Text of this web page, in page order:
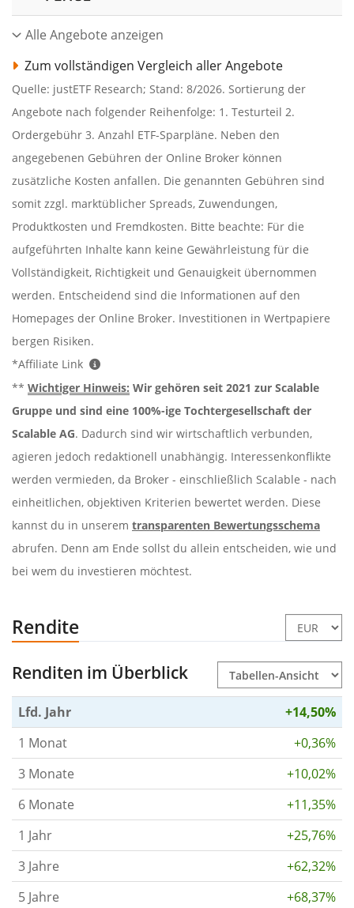
Alle Angebote anzeigen
Zum vollständigen Vergleich aller Angebote
Quelle: justETF Research; Stand: 8/2026. Sortierung der
Angebote nach folgender Reihenfolge: 1. Testurteil 2.
Ordergebühr 3. Anzahl ETF-Sparpläne. Neben den
angegebenen Gebühren der Online Broker können
zusätzliche Kosten anfallen. Die genannten Gebühren sind
somit zzgl. marktüblicher Spreads, Zuwendungen,
Produktkosten und Fremdkosten. Bitte beachte: Für die
aufgeführten Inhalte kann keine Gewährleistung für die
Vollständigkeit, Richtigkeit und Genauigkeit übernommen
werden. Entscheidend sind die Informationen auf den
Homepages der Online Broker. Investitionen in Wertpapiere
bergen Risiken.
*Affiliate Link
** Wichtiger Hinweis: Wir gehören seit 2021 zur Scalable
Gruppe und sind eine 100%-ige Tochtergesellschaft der
Scalable AG. Dadurch sind wir wirtschaftlich verbunden,
agieren jedoch redaktionell unabhängig. Interessenkonflikte
werden vermieden, da Broker - einschließlich Scalable - nach
einheitlichen, objektiven Kriterien bewertet werden. Diese
kannst du in unserem transparenten Bewertungsschema
abrufen. Denn am Ende sollst du allein entscheiden, wie und
bei wem du investieren möchtest.
Rendite
Renditen im Überblick
Lfd. Jahr
+14,50%
1 Monat
+0,36%
3 Monate
+10,02%
6 Monate
+11,35%
1 Jahr
+25,76%
3 Jahre
+62,32%
5 Jahre
+68,37%